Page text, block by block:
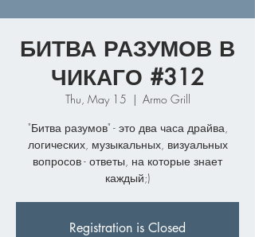
БИТВА РАЗУМОВ В
ЧИКАГО #312
Thu, May 15
  |
Armo Grill
"Битва разумов" - это два часа драйва,
логических, музыкальных, визуальных
вопросов - ответы, на которые знает
каждый;)
Registration is Closed